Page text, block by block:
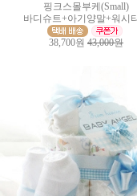
핑크스몰부케(Small)
바디슈트+아기양말+워시
38,700원 43,000원